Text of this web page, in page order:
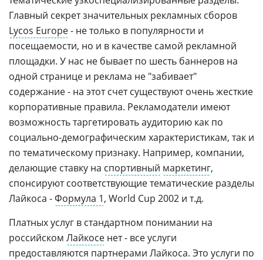
Главный секрет значительных рекламных сборов
Lycos Europe- не только в популярности и
посещаемости, но и в качестве самой рекламной
площадки. У нас не бывает по шесть баннеров на
одной странице и реклама не "забивает"
содержание - на этот счет существуют очень жесткие
корпоративные правила. Рекламодатели имеют
возможность таргетировать аудиторию как по
социально-демографическим характеристикам, так и
по тематическому признаку. Например, компании,
делающие ставку на спортивный маркетинг,
спонсируют соответствующие тематические разделы
Лайкоса -Формула 1, World Cup 2002 и т.д.
Платных услуг в стандартном понимании на
российском Лайкосе нет - все услуги
предоставляются партнерами Лайкоса. Это услуги по